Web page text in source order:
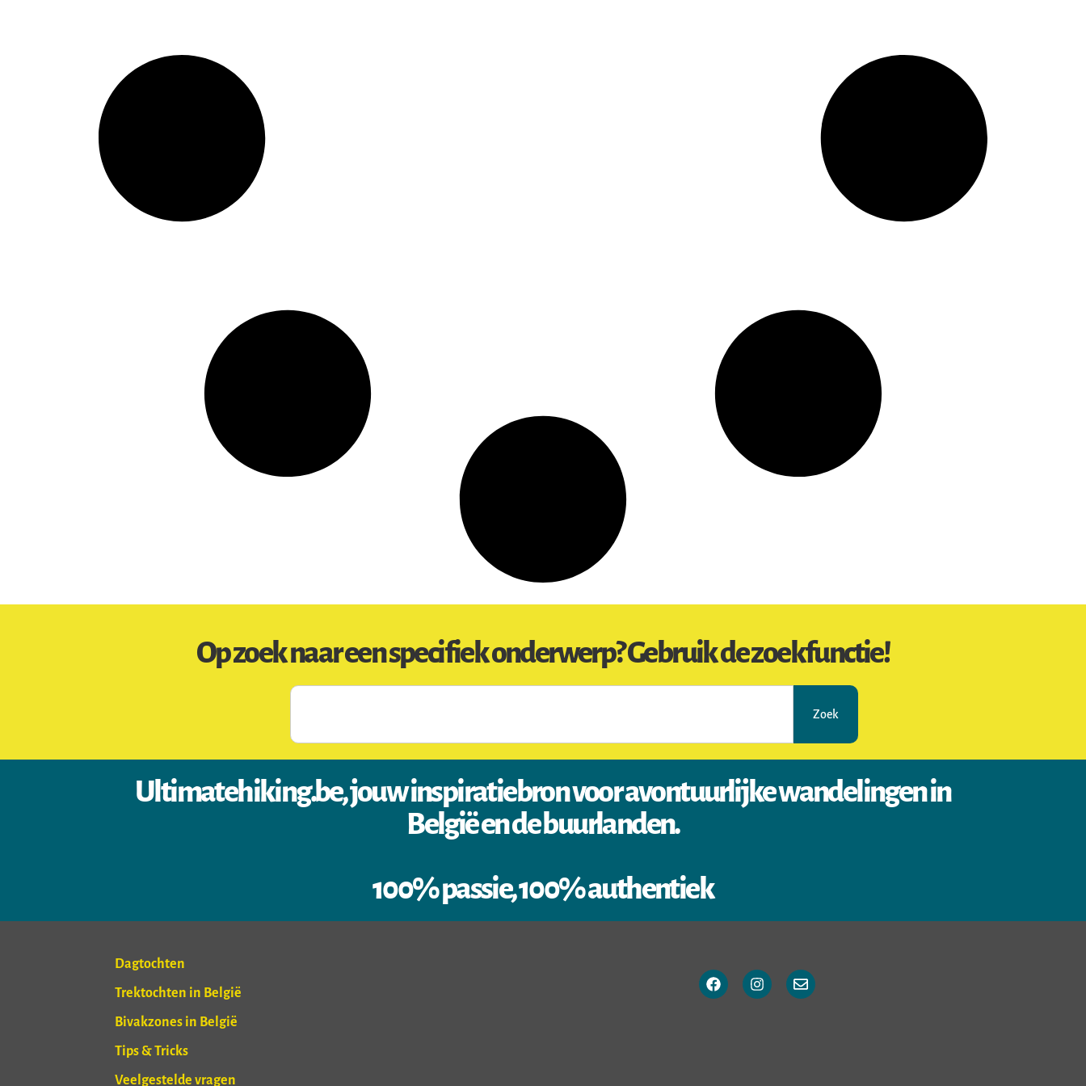
Op zoek naar een specifiek onderwerp? Gebruik de zoekfunctie!
Zoek
Ultimatehiking.be, jouw inspiratiebron voor avontuurlijke wandelingen in
België en de buurlanden.
100% passie, 100% authentiek
Dagtochten
Trektochten in België
Bivakzones in België
Tips & Tricks
Veelgestelde vragen